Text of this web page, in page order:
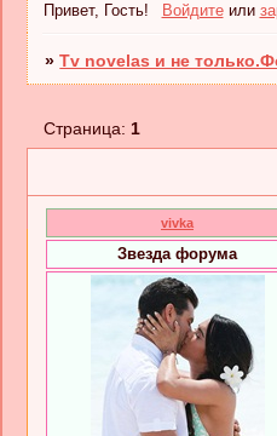
Привет, Гость! Войдитеили
»Tv novelas и не
Страница:1
vivka
Звезда форума